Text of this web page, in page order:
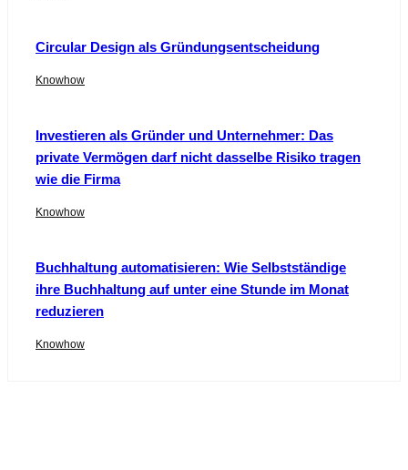
Circular Design als Gründungsentscheidung
Knowhow
Investieren als Gründer und Unternehmer: Das
private Vermögen darf nicht dasselbe Risiko tragen
wie die Firma
Knowhow
Buchhaltung automatisieren: Wie Selbstständige
ihre Buchhaltung auf unter eine Stunde im Monat
reduzieren
Knowhow